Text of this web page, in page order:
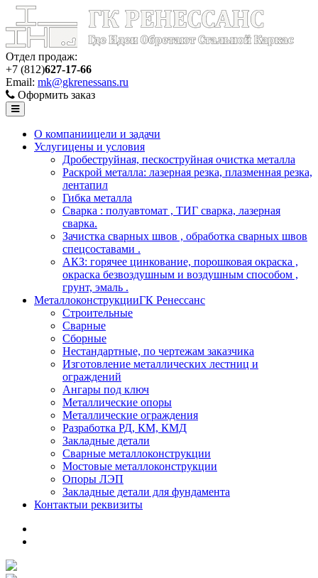
Отдел продаж:
+7 (812)627-17-66
Email: mk@gkrenessans.ru
Оформить заказ
О компаниицели и задачи
Услугицены и условия
Дробеструйная, пескоструйная очистка металла
Раскрой металла: лазерная резка, плазменная резка,
лентапил
Гибка металла
Сварка : полуавтомат , ТИГ сварка, лазерная
сварка.
Зачистка сварных швов , обработка сварных швов
спецсоставами .
АКЗ: горячее цинкование, порошковая окраска ,
окраска безвоздушным и воздушным способом ,
грунт, эмаль .
МеталлоконструкцииГК Ренессанс
Строительные
Сварные
Сборные
Нестандартные, по чертежам заказчика
Изготовление металлических лестниц и
ограждений
Ангары под ключ
Металлические опоры
Металлические ограждения
Разработка РД, КМ, КМД
Закладные детали
Сварные металлоконструкции
Мостовые металлоконструкции
Опоры ЛЭП
Закладные детали для фундамента
Контактыи реквизиты